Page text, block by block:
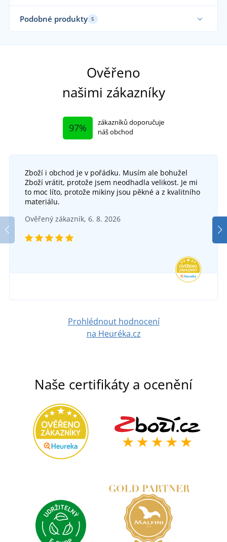
+2
Lehký dámský pletený svetr JN1313
DO 6 DNŮ
v pondělí 17. 8.
Podobné produkty 5
Pánský bavlněný svetr JN659
783 Kč
Ověřeno
našimi zákazníky
97%
zákazníků doporučuje
náš obchod
Zboží i obchod je v pořádku. Musím ale bohužel
Zboží vrátit, protože jsem neodhadla velikost. Je mi
to moc líto, protože mikiny jsou pěkné a z kvalitního
materiálu.
Ověřený zákazník, 6. 8. 2026
Prohlédnout hodnocení
na Heuréka.cz
Naše certifikáty a ocenění